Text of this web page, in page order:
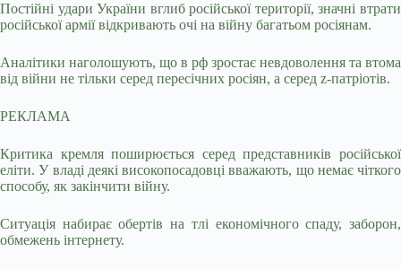
Постійні удари України вглиб російської території, значні втрати
російської армії відкривають очі на війну багатьом росіянам.
Аналітики наголошують, що в рф зростає невдоволення та втома
від війни не тільки серед пересічних росіян, а серед z-патріотів.
РЕКЛАМА
Критика кремля поширюється серед представників російської
еліти. У владі деякі високопосадовці вважають, що немає чіткого
способу, як закінчити війну.
Ситуація набирає обертів на тлі економічного спаду, заборон,
обмежень інтернету.